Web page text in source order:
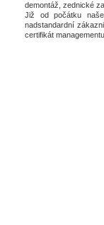
demontáž, zednické
Již od počátku
nadstandardní
certifikát